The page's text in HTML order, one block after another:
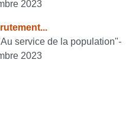
2023
service de la population"-
2023